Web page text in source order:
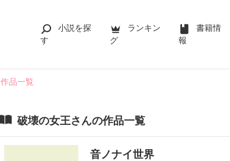
小説を探
す
ランキン
グ
書籍情
報
作品一覧
破壊の女王さんの作品一覧
音ノナイ世界